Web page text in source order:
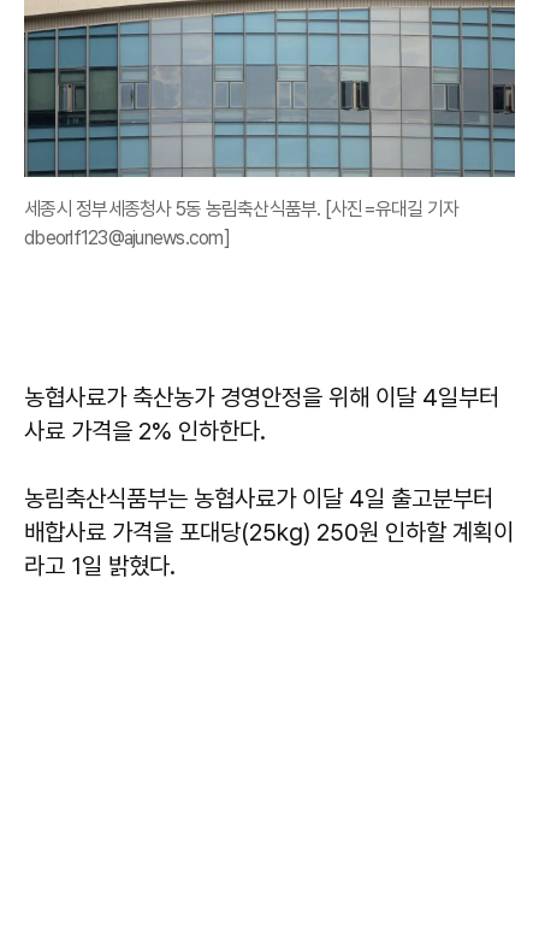
세종시 정부세종청사 5동 농림축산식품부. [사진=유대길 기자
dbeorlf123@ajunews.com]
농협사료가 축산농가 경영안정을 위해 이달 4일부터
사료 가격을 2% 인하한다.
농림축산식품부는 농협사료가 이달 4일 출고분부터
배합사료 가격을 포대당(25kg) 250원 인하할 계획이
라고 1일 밝혔다.